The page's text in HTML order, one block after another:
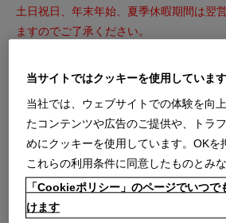
土日祝日、年末年始、夏季休暇期間は翌
ますのでご了承ください。
※内容によっては回答を差し上げるまで
ございます。
す。
ご購入商品の張替え・補修・家具の移設
カスタマーサービスのお問い合わせ
当サイトではクッキーを使用しています
当社では、ウェブサイトでの体験を向
たコンテンツや広告のご提供や、トラ
めにクッキーを使用しています。OKを
これらの利用条件に同意したものとみな
「Cookieポリシー」のページでいつで
けます